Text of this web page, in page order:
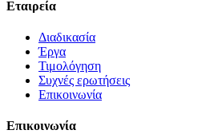
Εταιρεία
Διαδικασία
Έργα
Τιμολόγηση
Συχνές ερωτήσεις
Επικοινωνία
Επικοινωνία